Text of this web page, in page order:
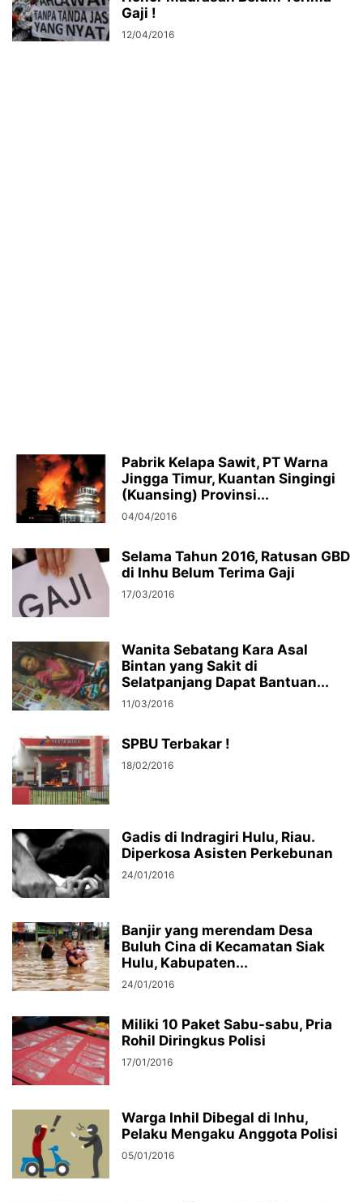
Gaji !
12/04/2016
Pabrik Kelapa Sawit, PT Warna
Jingga Timur, Kuantan Singingi
(Kuansing) Provinsi...
04/04/2016
Selama Tahun 2016, Ratusan GBD
di Inhu Belum Terima Gaji
17/03/2016
Wanita Sebatang Kara Asal
Bintan yang Sakit di
Selatpanjang Dapat Bantuan...
11/03/2016
SPBU Terbakar !
18/02/2016
Gadis di Indragiri Hulu, Riau.
Diperkosa Asisten Perkebunan
24/01/2016
Banjir yang merendam Desa
Buluh Cina di Kecamatan Siak
Hulu, Kabupaten...
24/01/2016
Miliki 10 Paket Sabu-sabu, Pria
Rohil Diringkus Polisi
17/01/2016
Warga Inhil Dibegal di Inhu,
Pelaku Mengaku Anggota Polisi
05/01/2016